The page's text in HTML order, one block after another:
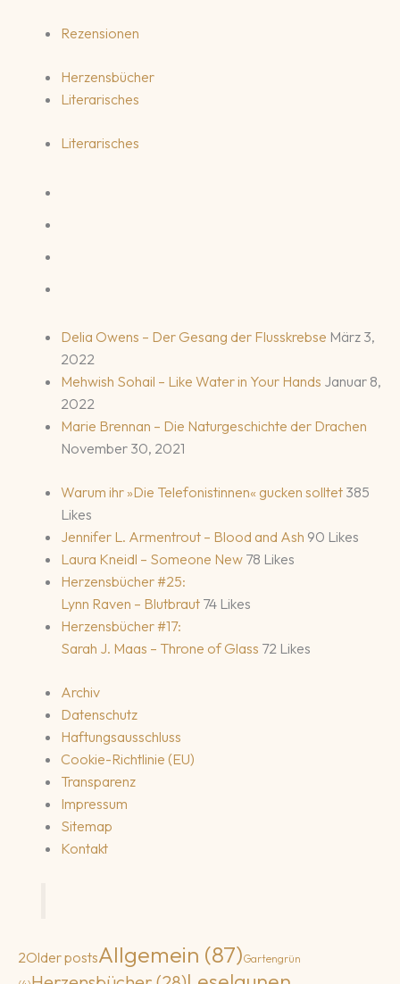
Rezensionen
Herzensbücher
Literarisches
Literarisches
Delia Owens – Der Gesang der Flusskrebse März 3,
2022
Mehwish Sohail – Like Water in Your Hands Januar 8,
2022
Marie Brennan – Die Naturgeschichte der Drachen
November 30, 2021
Warum ihr »Die Telefonistinnen« gucken solltet 385
Likes
Jennifer L. Armentrout – Blood and Ash 90 Likes
Laura Kneidl – Someone New 78 Likes
Herzensbücher #25:
Lynn Raven – Blutbraut 74 Likes
Herzensbücher #17:
Sarah J. Maas – Throne of Glass 72 Likes
Archiv
Datenschutz
Haftungsausschluss
Cookie-Richtlinie (EU)
Transparenz
Impressum
Sitemap
Kontakt
2Older postsAllgemein (87)Gartengrün